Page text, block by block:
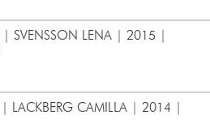
| SVENSSON LENA | 2015 |
| LACKBERG CAMILLA | 2014 |